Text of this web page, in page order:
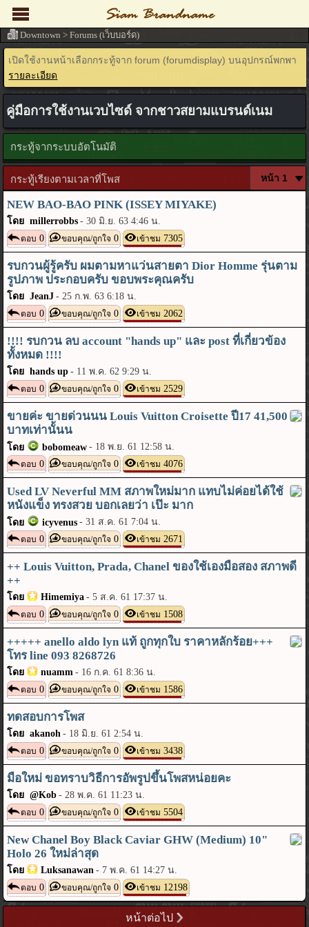
เปิดใช้งานหน้าเลือกกระทู้จาก forum (forumdisplay) บนอุปกรณ์พกพา
รายละเอียด
คู่มือการใช้งานเวบไซด์ จากชาวสยามแบรนด์เนม
กระทู้จากระบบอัตโนมัติ
กระทู้เรียงตามเวลาที่โพส
NEW BAO-BAO PINK (ISSEY MIYAKE)
โดย millerrobbs -30 มิ.ย. 63 4:46 น.
ตอบ 0 ขอบคุณ/ถูกใจ 0 เข้าชม 7305
รบกวนผู้รู้ครับ ผมตามหาแว่นสายตา Dior Homme รุ่นตาม
รูปภาพ ประกอบครับ ขอบพระคุณครับ
โดย JeanJ -25 ก.พ. 63 6:18 น.
ตอบ 0 ขอบคุณ/ถูกใจ 0 เข้าชม 2062
!!!! รบกวน ลบ account "hands up" และ post ที่เกี่ยวข้อง
ทั้งหมด !!!!
โดย hands up - 11 พ.ค. 62 9:29 น.
ตอบ 0 ขอบคุณ/ถูกใจ 0 เข้าชม 2529
ขายค่ะ ขายด่วนนน Louis Vuitton Croisette ปี17 41,500
บาทเท่านั้นน
โดย bobomeaw - 18 พ.ย. 61 12:58 น.
ตอบ 0 ขอบคุณ/ถูกใจ 0 เข้าชม 4076
Used LV Neverful MM สภาพใหม่มาก แทบไม่ค่อยได้ใช้
หนังแข็ง ทรงสวย บอกเลยว่า เป๊ะ มาก
โดย icyvenus -31 ส.ค. 61 7:04 น.
ตอบ 0 ขอบคุณ/ถูกใจ 0 เข้าชม 2671
++ Louis Vuitton, Prada, Chanel ของใช้เองมือสอง สภาพดี
++
โดย Himemiya -5 ส.ค. 61 17:37 น.
ตอบ 0 ขอบคุณ/ถูกใจ 0 เข้าชม 1508
+++++ anello aldo lyn แท้ ถูกทุกใบ ราคาหลักร้อย+++
โทร line 093 8268726
โดย nuamm - 16 ก.ค. 61 8:36 น.
ตอบ 0 ขอบคุณ/ถูกใจ 0 เข้าชม 1586
ทดสอบการโพส
โดย akanoh - 18 มิ.ย. 61 2:54 น.
ตอบ 0 ขอบคุณ/ถูกใจ 0 เข้าชม 3438
มือใหม่ ขอทราบวิธีการอัพรูปขึ้นโพสหน่อยคะ
โดย @Kob -28 พ.ค. 61 11:23 น.
ตอบ 0 ขอบคุณ/ถูกใจ 0 เข้าชม 5504
New Chanel Boy Black Caviar GHW (Medium) 10"
Holo 26 ใหม่ล่าสุด
โดย Luksanawan - 7 พ.ค. 61 14:27 น.
ตอบ 0 ขอบคุณ/ถูกใจ 0 เข้าชม 12198
หน้าต่อไป
Downtown > Forums (เว็บบอร์ด)